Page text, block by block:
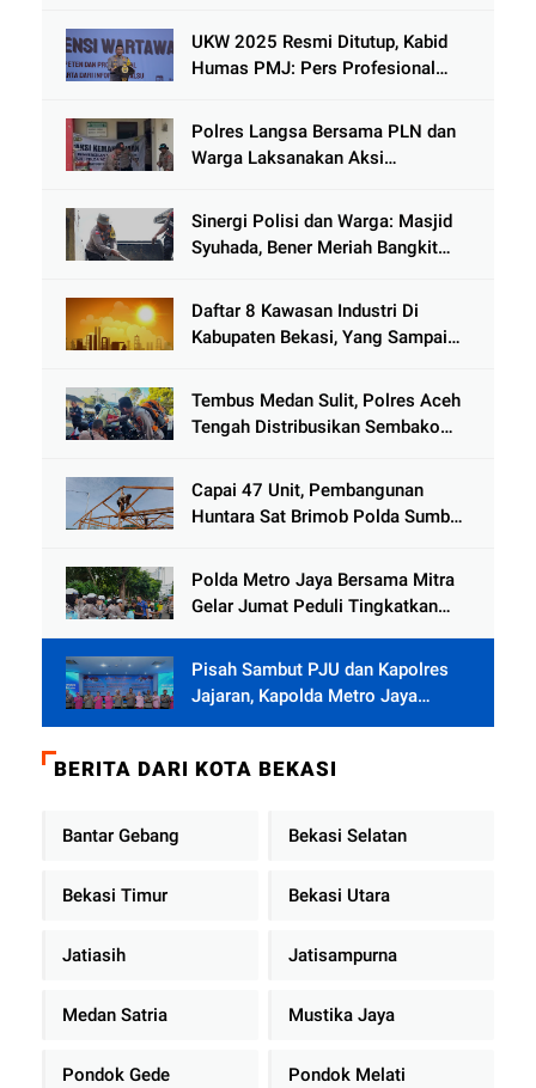
Kenjeran
UKW 2025 Resmi Ditutup, Kabid
Humas PMJ: Pers Profesional
Hoaks
Polres Langsa Bersama PLN dan
Warga Laksanakan Aksi
Tamiang
Sinergi Polisi dan Warga: Masjid
Syuhada, Bener Meriah Bangkit
Daftar 8 Kawasan Industri Di
Kabupaten Bekasi, Yang Sampai
Tembus Medan Sulit, Polres Aceh
Tengah Distribusikan Sembako
Jamat
Capai 47 Unit, Pembangunan
Huntara Sat Brimob Polda Sumbar
Polda Metro Jaya Bersama Mitra
Gelar Jumat Peduli Tingkatkan
Pisah Sambut PJU dan Kapolres
Jajaran, Kapolda Metro Jaya
Tekankan Pelayanan Publik
BERITA DARI KOTA BEKASI
Bantar Gebang Bekasi Selatan
Bekasi Timur Bekasi Utara
Jatiasih Jatisampurna
Medan Satria Mustika Jaya
Pondok Gede Pondok Melati